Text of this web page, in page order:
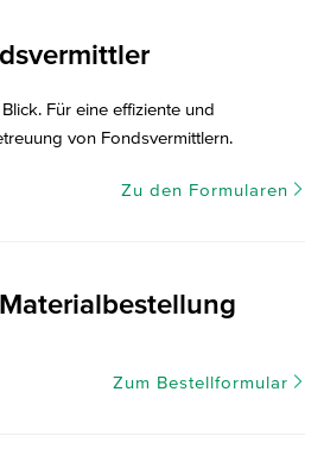
Für eine effiziente und
von Fondsvermittlern.
Zu den Formularen
Zum Bestellformular